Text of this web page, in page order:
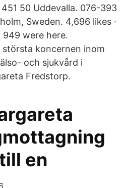
50 Uddevalla. 076-393
Sweden. 4,696 likes ·
949 were here.
koncernen inom
och sjukvård i
Fredstorp.
en